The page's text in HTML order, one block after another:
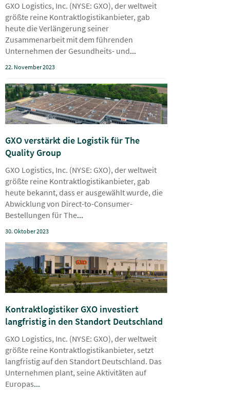
GXO Logistics, Inc. (NYSE: GXO), der weltweit
größte reine Kontraktlogistikanbieter, gab
heute die Verlängerung seiner
Zusammenarbeit mit dem führenden
Unternehmen der Gesundheits- und...
22. November 2023
GXO verstärkt die Logistik für The
Quality Group
GXO Logistics, Inc. (NYSE: GXO), der weltweit
größte reine Kontraktlogistikanbieter, gab
heute bekannt, dass er ausgewählt wurde, die
Abwicklung von Direct-to-Consumer-
Bestellungen für The...
30. Oktober 2023
Kontraktlogistiker GXO investiert
langfristig in den Standort Deutschland
GXO Logistics, Inc. (NYSE: GXO), der weltweit
größte reine Kontraktlogistikanbieter, setzt
langfristig auf den Standort Deutschland. Das
Unternehmen plant, seine Aktivitäten auf
Europas...